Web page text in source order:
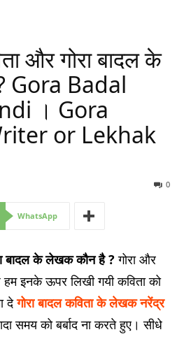
और गोरा बादल के
Gora Badal
। Gora
or Lekhak
0
WhatsApp
बादल के लेखक कौन है ?गोरा और
इनके ऊपर लिखी गयी कविता को
देगोरा बादल कविता के लेखक नरेंद्र
समय को बर्बाद ना करते हुए। सीधे